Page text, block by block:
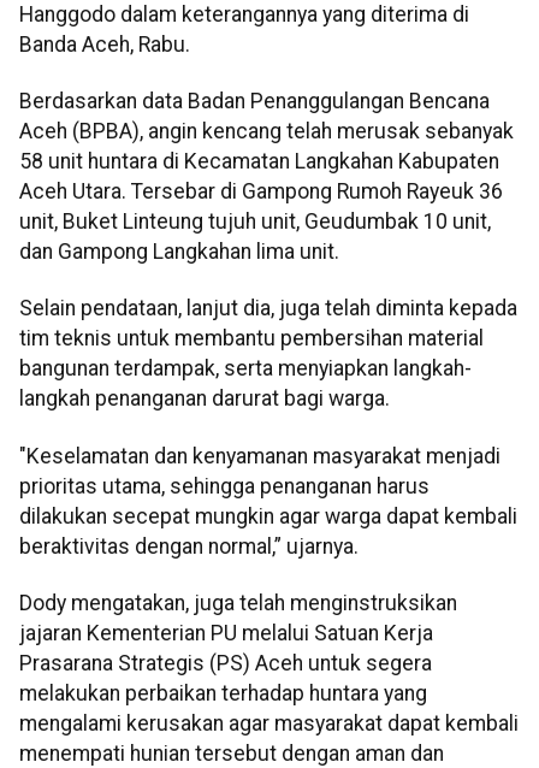
Hanggodo dalam keterangannya yang diterima di
Banda Aceh, Rabu.
Berdasarkan data Badan Penanggulangan Bencana
Aceh (BPBA), angin kencang telah merusak sebanyak
58 unit huntara di Kecamatan Langkahan Kabupaten
Aceh Utara. Tersebar di Gampong Rumoh Rayeuk 36
unit, Buket Linteung tujuh unit, Geudumbak 10 unit,
dan Gampong Langkahan lima unit.
Selain pendataan, lanjut dia, juga telah diminta kepada
tim teknis untuk membantu pembersihan material
bangunan terdampak, serta menyiapkan langkah-
langkah penanganan darurat bagi warga.
"Keselamatan dan kenyamanan masyarakat menjadi
prioritas utama, sehingga penanganan harus
dilakukan secepat mungkin agar warga dapat kembali
beraktivitas dengan normal,” ujarnya.
Dody mengatakan, juga telah menginstruksikan
jajaran Kementerian PU melalui Satuan Kerja
Prasarana Strategis (PS) Aceh untuk segera
melakukan perbaikan terhadap huntara yang
mengalami kerusakan agar masyarakat dapat kembali
menempati hunian tersebut dengan aman dan